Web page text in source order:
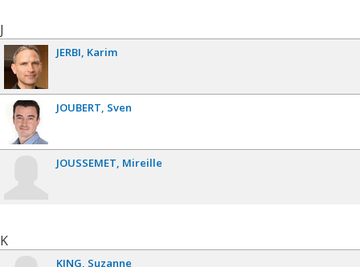
J
JERBI Karim
JOUBERT Sven
JOUSSEMET Mireille
K
KING Suzanne